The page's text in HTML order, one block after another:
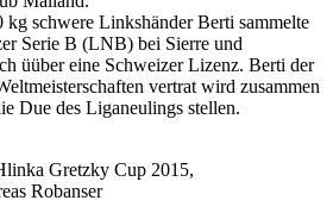
schwere Linkshänder Berti sammelte
Serie B (LNB) bei Sierre und
üüber eine Schweizer Lizenz. Berti der
vertrat wird zusammen
Due des Liganeulings stellen.
Gretzky Cup 2015,
Robanser